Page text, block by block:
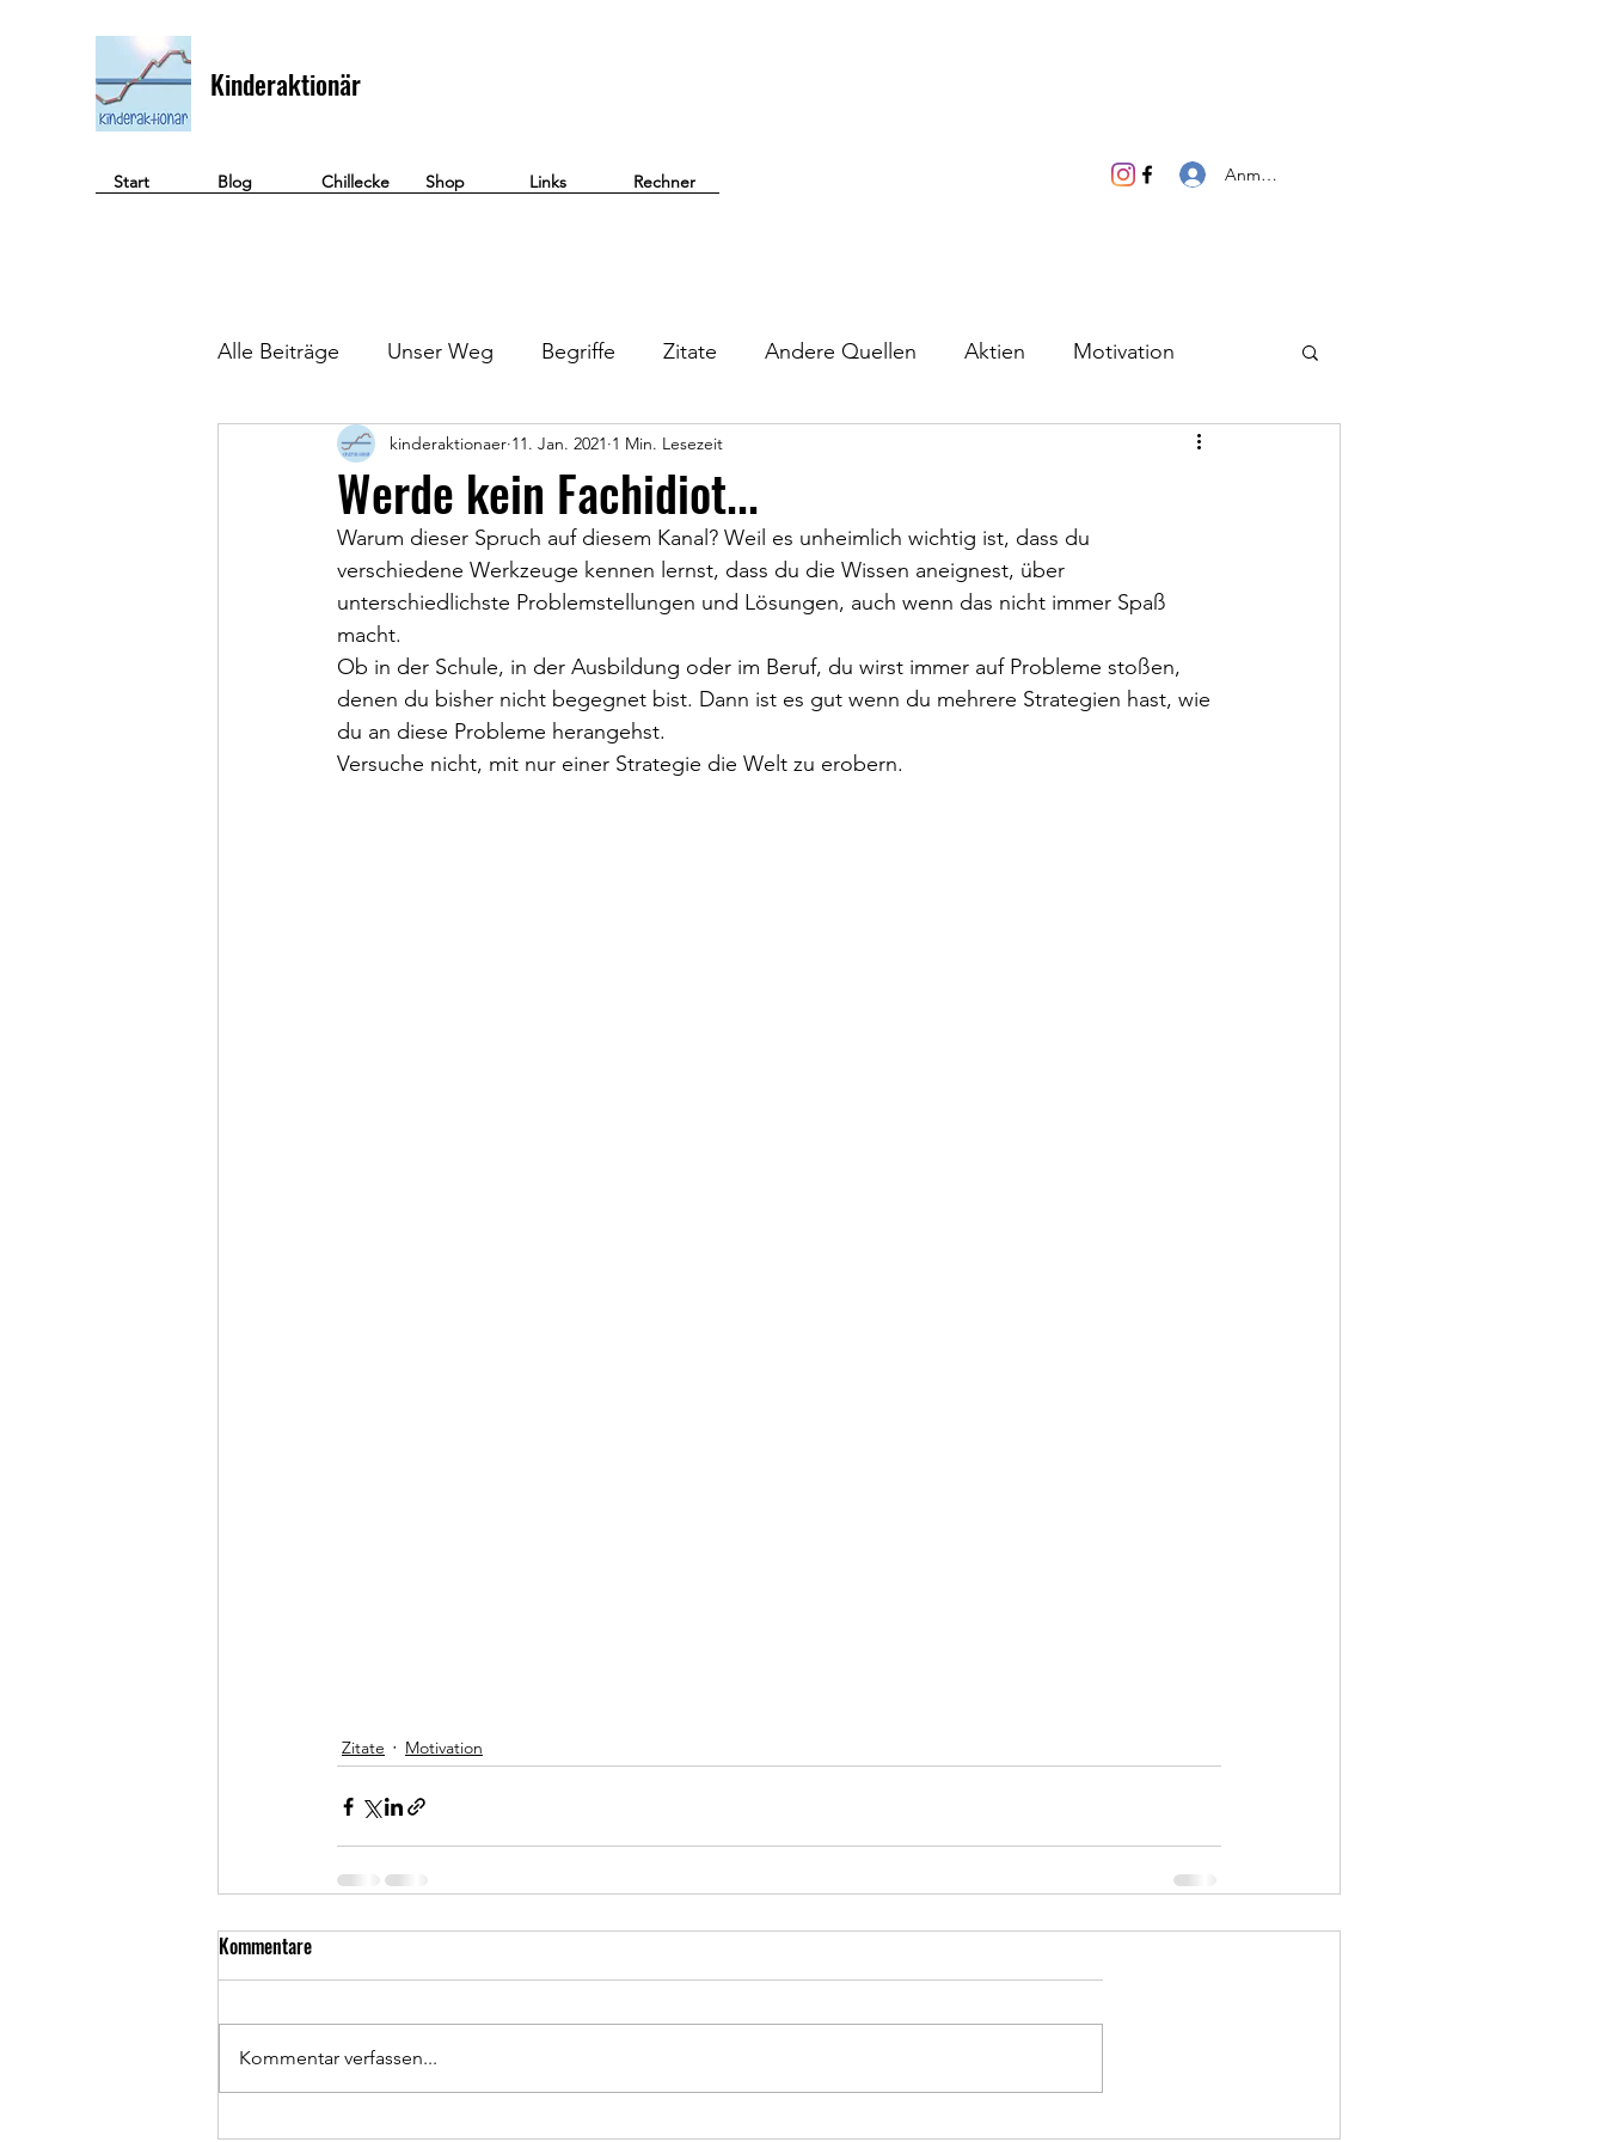
Kinderaktionär
Start Blog Chillecke Shop Links Rechner Anmelden
Alle Beiträge Unser Weg Begriffe Zitate Andere Quellen Aktien Motivation
Geld verdienen
Werde kein Fachidiot...
kinderaktionaer 11. Jan. 2021 1 Min. Lesezeit
Warum dieser Spruch auf diesem Kanal? Weil es unheimlich wichtig ist, dass du
verschiedene Werkzeuge kennen lernst, dass du die Wissen aneignest, über
unterschiedlichste Problemstellungen und Lösungen, auch wenn das nicht immer Spaß
macht.⁣⁣⁣
Ob in der Schule, in der Ausbildung oder im Beruf, du wirst immer auf Probleme stoßen,
denen du bisher nicht begegnet bist. Dann ist es gut wenn du mehrere Strategien hast, wie
du an diese Probleme herangehst.⁣⁣⁣
Versuche nicht, mit nur einer Strategie die Welt zu erobern.⁣⁣
Zitate Motivation
Kommentare
Kommentar verfassen...